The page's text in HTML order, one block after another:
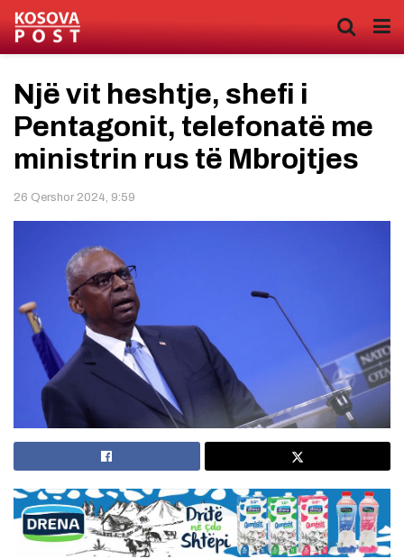
Një vit heshtje, shefi i
Pentagonit, telefonatë me
ministrin rus të Mbrojtjes
26 Qershor 2024, 9:59